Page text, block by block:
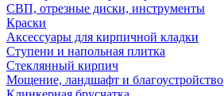
СВП, отрезные диски, инструменты
Краски
Аксессуары для кирпичной кладки
Ступени и напольная плитка
Cтеклянный кирпич
Мощение, ландшафт и благоустройство